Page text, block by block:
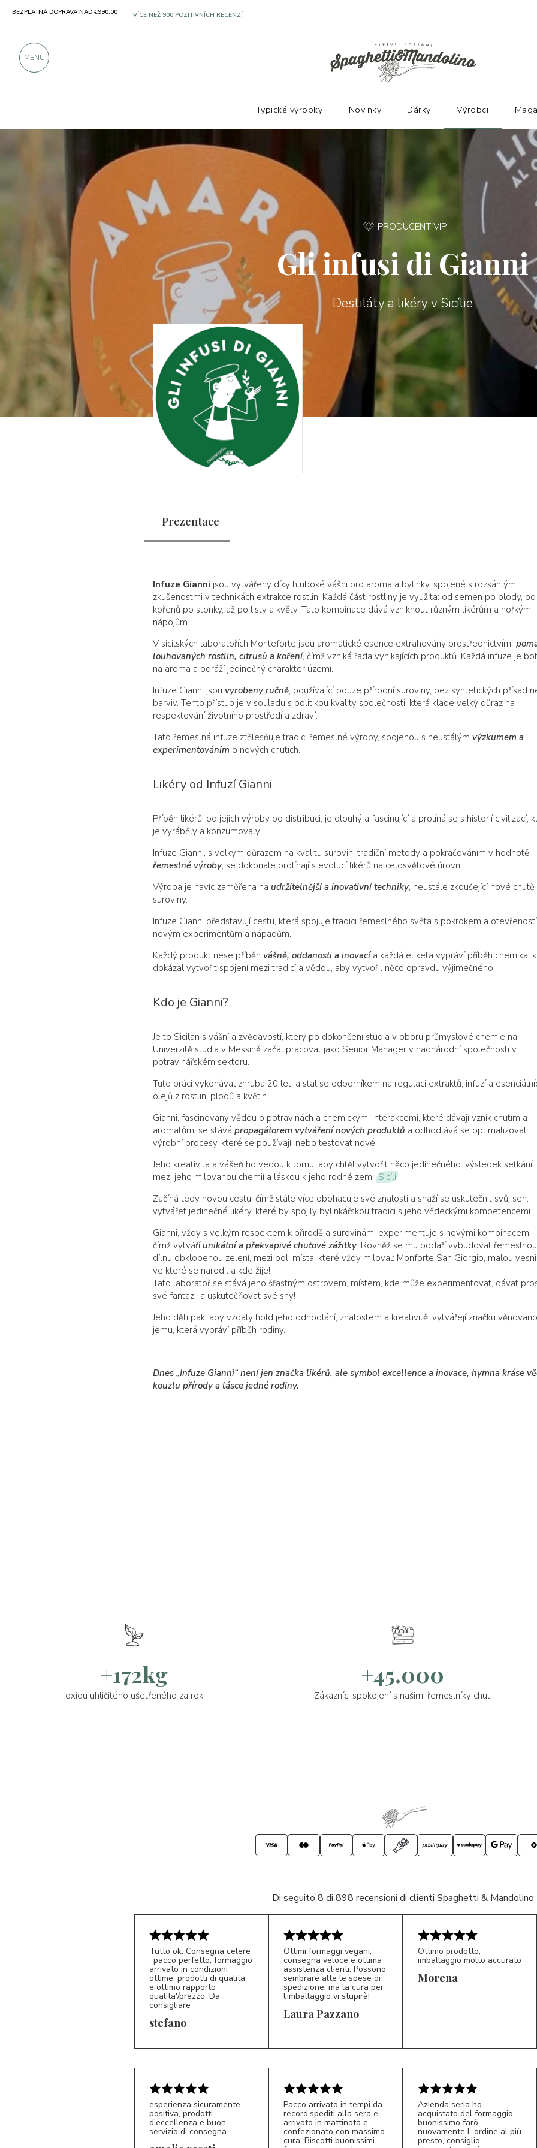
PRODUCENT VIP
Gli infusi di Gianni
Destiláty a likéry v Sicílie
Prezentace
Infuze Gianni jsou vytvářeny díky hluboké vášni pro aroma a bylinky, spojené s rozsáhlými
zkušenostmi v technikách extrakce rostlin. Každá část rostliny je využita: od semen po plody, od
kořenů po stonky, až po listy a květy. Tato kombinace dává vzniknout různým likérům a hořkým
nápojům.
V sicilských laboratořích Monteforte jsou aromatické esence extrahovány prostřednictvím
louhovaných rostlin, citrusů a koření, čímž vzniká řada vynikajících produktů. Každá infuze je
na aroma a odráží jedinečný charakter území.
Infuze Gianni jsou vyrobeny ručně, používající pouze přírodní suroviny, bez syntetických přísad
barviv. Tento přístup je v souladu s politikou kvality společnosti, která klade velký důraz na
respektování životního prostředí a zdraví.
Tato řemeslná infuze ztělesňuje tradici řemeslné výroby, spojenou s neustálým výzkumem a
experimentováním o nových chutích.
Likéry od Infuzí Gianni
Příběh likérů, od jejich výroby po distribuci, je dlouhý a fascinující a prolíná se s historií civilizací,
je vyráběly a konzumovaly.
Infuze Gianni, s velkým důrazem na kvalitu surovin, tradiční metody a pokračováním v hodnotě
řemeslné výroby, se dokonale prolínají s evolucí likérů na celosvětové úrovni.
Výroba je navíc zaměřena na udržitelnější a inovativní techniky, neustále zkoušející nové chutě
suroviny.
Infuze Gianni představují cestu, která spojuje tradici řemeslného světa s pokrokem a
novým experimentům a nápadům.
Každý produkt nese příběh vášně, oddanosti a inovacía každá etiketa vypráví příběh chemika,
dokázal vytvořit spojení mezi tradicí a vědou, aby vytvořil něco opravdu výjimečného.
Kdo je Gianni?
Je to Sicilan s vášní a zvědavostí, který po dokončení studia v oboru průmyslové chemie na
Univerzitě studia v Messině začal pracovat jako Senior Manager v nadnárodní společnosti v
potravinářském sektoru.
Tuto práci vykonával zhruba 20 let, a stal se odborníkem na regulaci extraktů, infuzí a
olejů z rostlin, plodů a květin.
Gianni, fascinovaný vědou o potravinách a chemickými interakcemi, které dávají vznik chutím a
aromatům, se stává propagátorem vytváření nových produktů a odhodlává se optimalizovat
výrobní procesy, které se používají, nebo testovat nové.
Jeho kreativita a vášeň ho vedou k tomu, aby chtěl vytvořit něco jedinečného: výsledek setkání
mezi jeho milovanou chemií a láskou k jeho rodné zemi,Sicílii.
Začíná tedy novou cestu, čímž stále více obohacuje své znalosti a snaží se uskutečnit svůj sen:
vytvářet jedinečné likéry, které by spojily bylinkářskou tradici s jeho vědeckými kompetencemi.
Gianni, vždy s velkým respektem k přírodě a surovinám, experimentuje s novými kombinacemi,
čímž vytváříunikátní a překvapivé chuťové zážitky. Rovněž se mu podaří vybudovat řemeslnou
dílnu obklopenou zelení, mezi poli místa, které vždy miloval: Monforte San Giorgio, malou
ve které se narodil a kde žije!
Tato laboratoř se stává jeho šťastným ostrovem, místem, kde může experimentovat, dávat
své fantazii a uskutečňovat své sny!
Jeho děti pak, aby vzdaly hold jeho odhodlání, znalostem a kreativitě, vytvářejí značku
jemu, která vypráví příběh rodiny.
Dnes „Infuze Gianni“ není jen značka likérů, ale symbol excellence a inovace, hymna kráse
kouzlu přírody a lásce jedné rodiny.
+172kg
oxidu uhličitého ušetřeného za rok
+45.000
Zákazníci spokojení s našimi řemeslníky chuti
Di seguito 8 di 898 recensioni di clienti Spaghetti & Mandolino
S*
Tutto ok. Consegna celere
, pacco perfetto, formaggio
arrivato in condizioni
ottime, prodotti di qualita'
e ottimo rapporto
qualita'/prezzo. Da
consigliare
stefano LP 5/5
Ottimi formaggi vegani,
consegna veloce e ottima
assistenza clienti. Possono
sembrare alte le spese di
spedizione, ma la cura per
l’imballaggio vi stupirà!
Laura Pazzano
Ottimo prodotto,
imballaggio molto accurato
Morena
esperienza sicuramente
positiva, prodotti
d'eccellenza e buon
servizio di consegna
Pacco arrivato in tempi da
record,spediti alla sera e
arrivato in mattinata e
confezionato con massima
cura. Biscotti buonissimi
Azienda seria ho
acquistato del formaggio
buonissimo farò
nuovamente L ordine al più
presto, consiglio
Výrobci Gli infusi di Gianni
BEZPLATNÁ DOPRAVA NAD €990,00 SOLO PRODUKTY OD VYNIKAJÍCÍCH VÝROBCŮ
MENU
Typické výrobky Novinky Dárky Výrobci